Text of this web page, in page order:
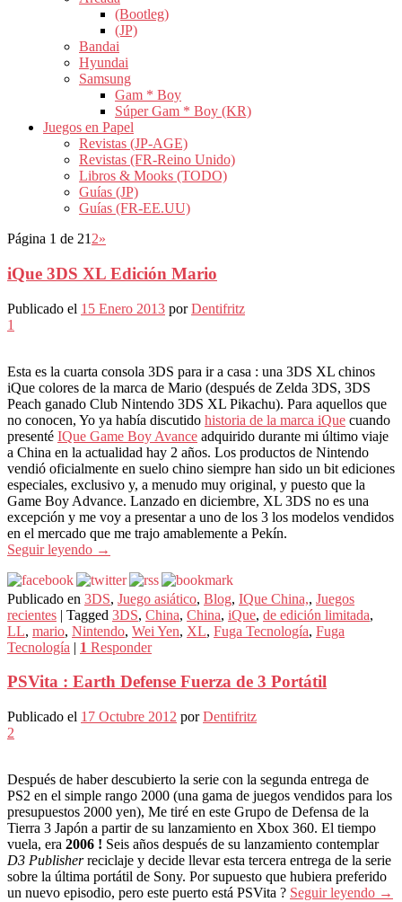
(Bootleg)
(JP)
Bandai
Hyundai
Samsung
Gam * Boy
Súper Gam * Boy (KR)
Juegos en Papel
Revistas (JP-AGE)
Revistas (FR-Reino Unido)
Libros & Mooks (TODO)
Guías (JP)
Guías (FR-EE.UU)
Página 1 de 21 2»
iQue 3DS XL Edición Mario
Publicado el 15 Enero 2013 porDentifritz
1
Esta es la cuarta consola 3DS para ir a casa : una 3DS XL chinos
iQue colores de la marca de Mario (después de Zelda 3DS, 3DS
Peach ganado Club Nintendo 3DS XL Pikachu). Para aquellos que
no conocen, Yo ya había discutido historia de la marca iQue cuando
presenté IQue Game Boy Avance adquirido durante mi último viaje
a China en la actualidad hay 2 años. Los productos de Nintendo
vendió oficialmente en suelo chino siempre han sido un bit ediciones
especiales, exclusivo y, a menudo muy original, y puesto que la
Game Boy Advance. Lanzado en diciembre, XL 3DS no es una
excepción y me voy a presentar a uno de los 3 los modelos vendidos
en el mercado que me trajo amablemente a Pekín.
Seguir leyendo →
Publicado en 3DS, Juego asiático, Blog, IQue China,, Juegos
recientes | Tagged 3DS, China, China, iQue, de edición limitada,
LL, mario, Nintendo, Wei Yen, XL, Fuga Tecnología, Fuga
Tecnología | 1 Responder
PSVita : Earth Defense Fuerza de 3 Portátil
Publicado el 17 Octubre 2012 porDentifritz
2
Después de haber descubierto la serie con la segunda entrega de
PS2 en el simple rango 2000 (una gama de juegos vendidos para los
presupuestos 2000 yen), Me tiré en este Grupo de Defensa de la
Tierra 3 Japón a partir de su lanzamiento en Xbox 360. El tiempo
vuela, era 2006 ! Seis años después de su lanzamiento contemplar
D3 Publisherreciclaje y decide llevar esta tercera entrega de la serie
sobre la última portátil de Sony. Por supuesto que hubiera preferido
un nuevo episodio, pero este puerto está PSVita ? Seguir leyendo →